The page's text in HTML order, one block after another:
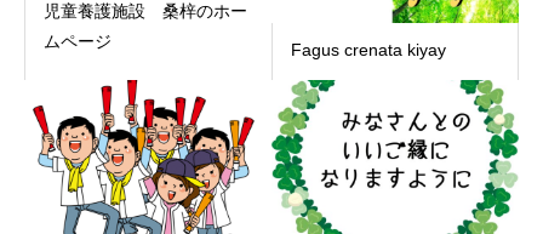
児童養護施設 桑梓のホー
ムページ
Fagus crenata kiyay